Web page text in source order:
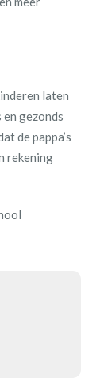
laten
gezonds
de pappa’s
rekening